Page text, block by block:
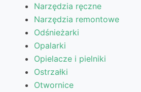
Narzędzia ręczne
Narzędzia remontowe
Odśnieżarki
Opalarki
Opielacze i pielniki
Ostrzałki
Otwornice